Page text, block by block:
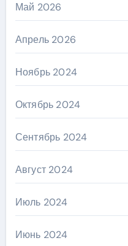
Май 2026
Апрель 2026
Ноябрь 2024
Октябрь 2024
Сентябрь 2024
Август 2024
Июль 2024
Июнь 2024